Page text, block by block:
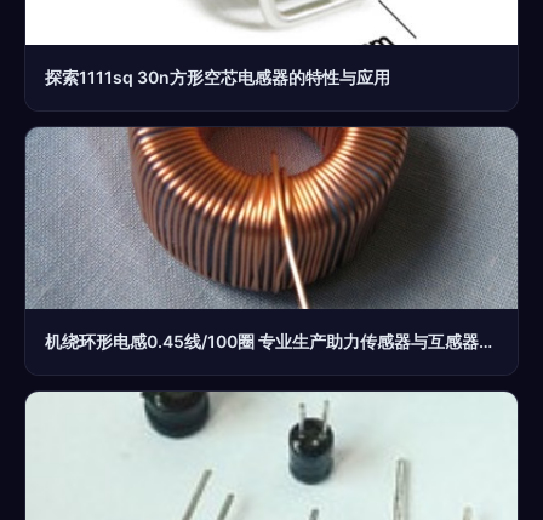
探索1111sq 30n方形空芯电感器的特性与应用
机绕环形电感0.45线/100圈 专业生产助力传感器与互感器发展